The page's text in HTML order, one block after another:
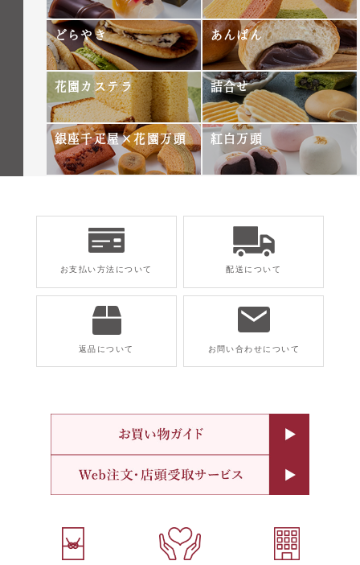
どらやき あんぱん
花園カステラ 詰合せ
銀座千疋屋×花園万頭 紅白万頭
お支払い方法について 配送について
返品について お問い合わせについて